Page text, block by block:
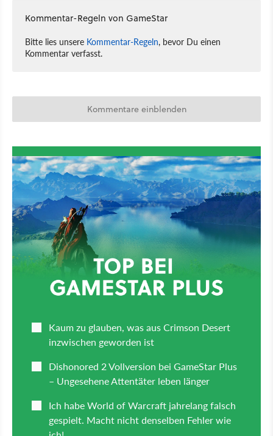
Kommentar-Regeln von GameStar
Bitte lies unsere Kommentar-Regeln, bevor Du einen
Kommentar verfasst.
Kommentare einblenden